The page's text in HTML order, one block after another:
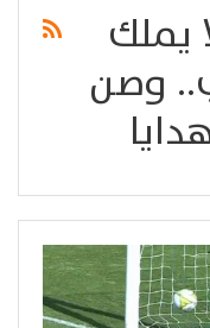
يملك
وصن